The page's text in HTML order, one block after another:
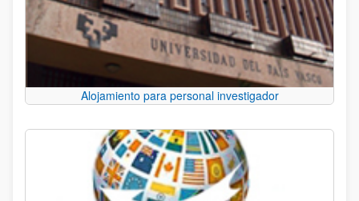
Alojamiento para personal investigador